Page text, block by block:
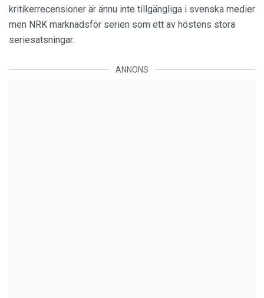
kritikerrecensioner är ännu inte tillgängliga i svenska medier
men NRK marknadsför serien som ett av höstens stora
seriesatsningar.
ANNONS